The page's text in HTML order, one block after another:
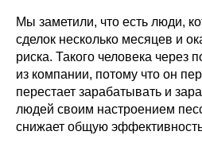
Мы заметили, что есть люди,
сделок несколько месяцев и
риска. Такого человека через
из компании, потому что он
перестает зарабатывать и
людей своим настроением
снижает общую